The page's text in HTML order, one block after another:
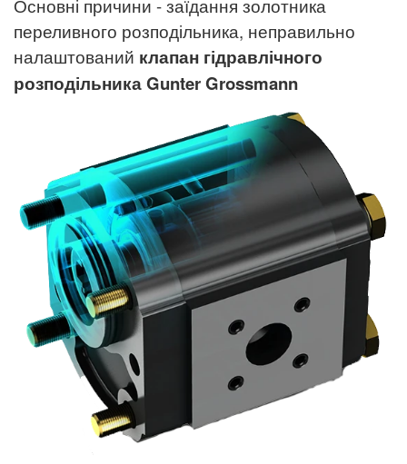
Основні причини - заїдання золотника
переливного розподільника, неправильно
налаштований клапан гідравлічного
розподільникаGunter Grossmann